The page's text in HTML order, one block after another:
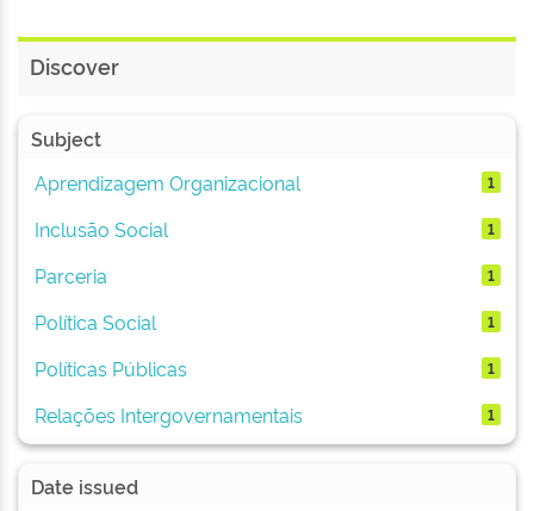
Discover
Subject
Aprendizagem Organizacional
1
Inclusão Social 1
Parceria 1
Política Social 1
Políticas Públicas 1
Relações Intergovernamentais 1
Date issued